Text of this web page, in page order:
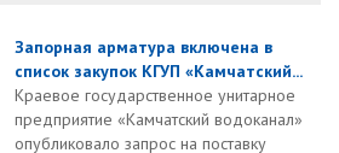
Запорная арматура включена в
список закупок КГУП «Камчатский...
Краевое государственное унитарное
предприятие «Камчатский водоканал»
опубликовало запрос на поставку